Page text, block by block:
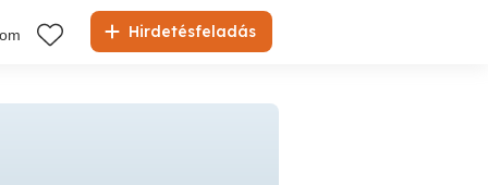
Hirdetésfeladás